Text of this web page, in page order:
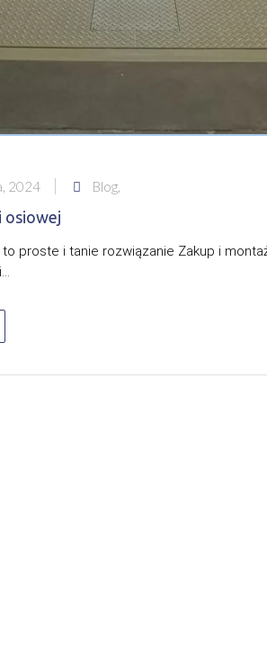
2024 Blog,
osiowej
to proste i tanie rozwiązanie Zakup i